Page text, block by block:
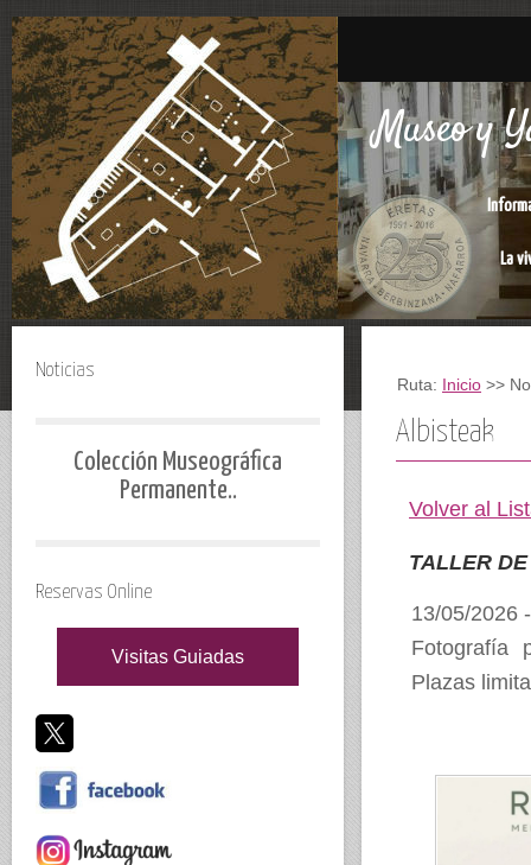
Museo y
La
Ruta: Inicio >>
Albisteak
Volver al
TALLER
13/05/2026
Fotografía
Plazas
Noticias
Colección Museográfica
Permanente..
Reservas Online
Visitas Guiadas